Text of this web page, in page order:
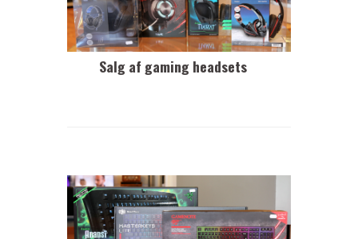
Salg af gaming headsets